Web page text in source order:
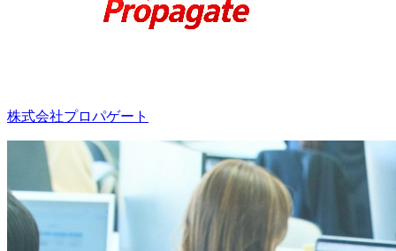
株式会社プロパゲート